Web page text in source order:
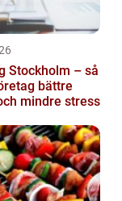
Stockholm – så
bättre
mindre stress